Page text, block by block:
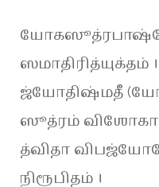
ஜ்யோதிஷ்மதீ
ஸூத்ரம்
த்விதா
நிரூபிதம் ।